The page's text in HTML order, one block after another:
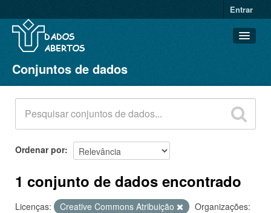
Entrar
Conjuntos de dados
Organizações
Grupos
Sobre
Conjuntos de dados
Ordenar por
1 conjunto de dados encontrado
Licenças: Creative Commons Atribuição
Organizações: